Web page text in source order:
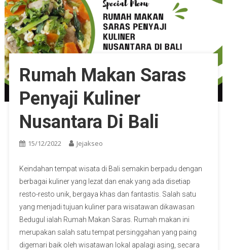
Rumah Makan Saras
Penyaji Kuliner
Nusantara Di Bali
15/12/2022 Jejakseo
Keindahan tempat wisata di Bali semakin berpadu dengan
berbagai kuliner yang lezat dan enak yang ada disetiap
resto-resto unik, bergaya khas dan fantastis. Salah satu
yang menjadi tujuan kuliner para wisatawan dikawasan
Bedugul ialah Rumah Makan Saras. Rumah makan ini
merupakan salah satu tempat persinggahan yang paing
digemari baik oleh wisatawan lokal apalagi asing, secara